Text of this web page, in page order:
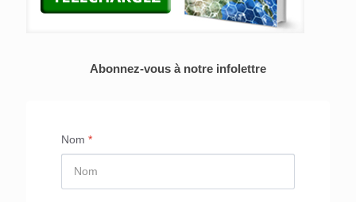
Abonnez-vous à notre infolettre
Nom *